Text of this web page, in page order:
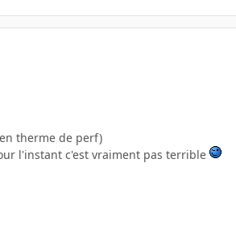
therme de perf)
l'instant c'est vraiment pas terrible